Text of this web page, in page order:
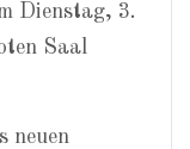
Dienstag, 3.
Saal
neuen